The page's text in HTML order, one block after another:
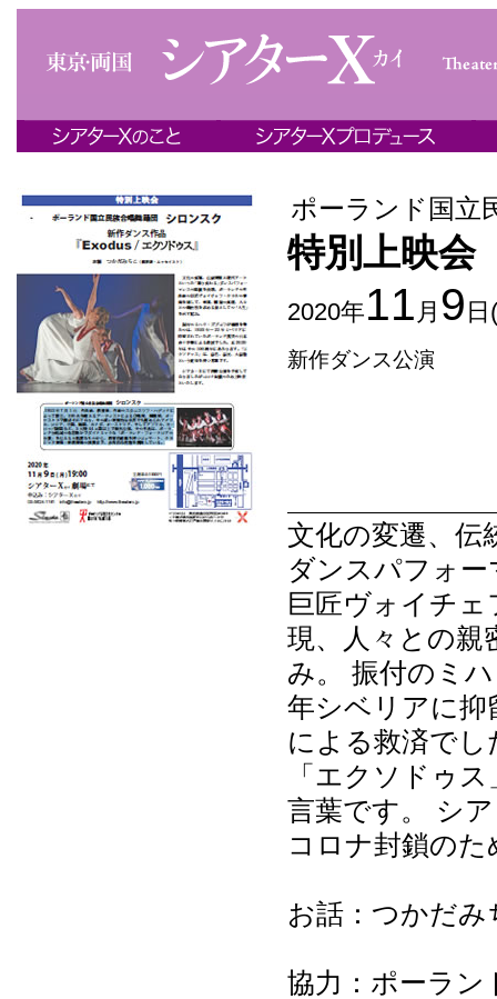
ポーランド国立
特別上映会
2020年11 月 9
新作ダンス公演
文化の変遷、伝
ダンスパフォ
巨匠ヴォイチ
現、人々との親
み。 振付のミ
年シベリアに抑
による救済で
「エクソドゥ
言葉です。 シ
コロナ封鎖の
お話：つかだ
協力：ポーラン